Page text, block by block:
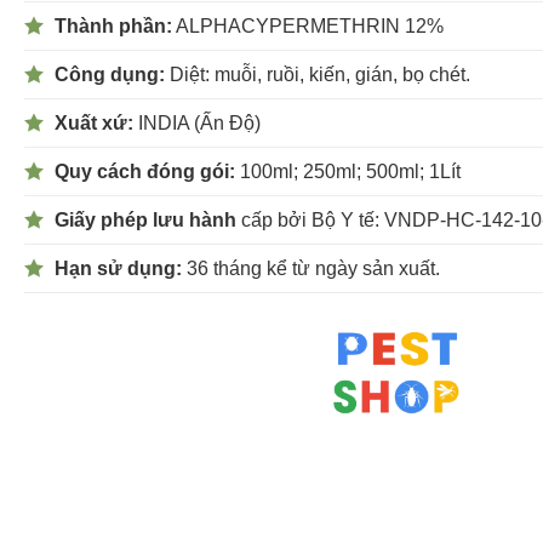
Thành phần: ALPHACYPERMETHRIN 12%
Công dụng: Diệt: muỗi, ruồi, kiến, gián, bọ chét.
Xuất xứ: INDIA (Ấn Độ)
Quy cách đóng gói: 100ml; 250ml; 500ml; 1Lít
Giấy phép lưu hành cấp bởi Bộ Y tế: VNDP-HC-142-
Hạn sử dụng: 36 tháng kể từ ngày sản xuất.